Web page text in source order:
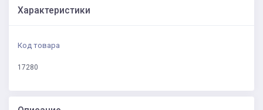
Характеристики
Код товара
17280